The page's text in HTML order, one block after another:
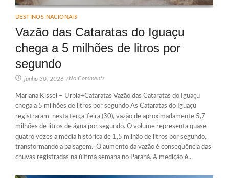
DESTINOS NACIONAIS
Vazão das Cataratas do Iguaçu
chega a 5 milhões de litros por
segundo
junho 30, 2026 /No Comments
Mariana Kissel – Urbia+Cataratas Vazão das Cataratas do Iguaçu
chega a 5 milhões de litros por segundo As Cataratas do Iguaçu
registraram, nesta terça-feira (30), vazão de aproximadamente 5,7
milhões de litros de água por segundo. O volume representa quase
quatro vezes a média histórica de 1,5 milhão de litros por segundo,
transformando a paisagem. O aumento da vazão é consequência das
chuvas registradas na última semana no Paraná. A medição é...